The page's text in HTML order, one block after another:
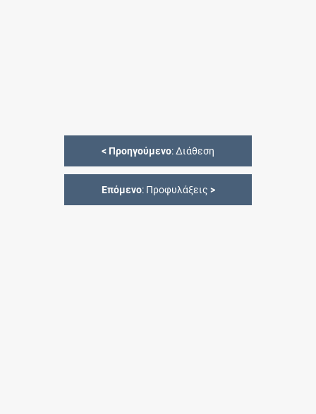
< Προηγούμενο: Διάθεση
Επόμενο: Προφυλάξεις >